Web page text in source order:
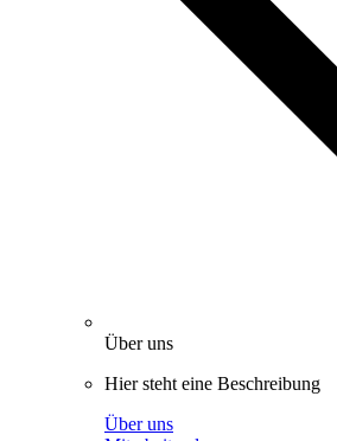
Über uns
Hier steht eine Beschreibung
Über uns